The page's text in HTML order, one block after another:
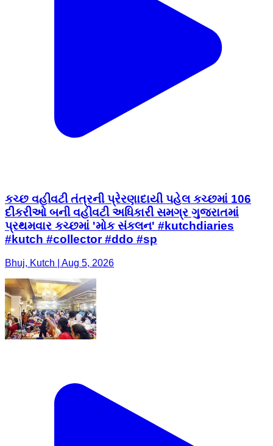
કચ્છ વહીવટી તંત્રની પ્રેરણાદાયી પહેલ કચ્છમાં 106
દીકરીઓ બની વહીવટી અધિકારી સમગ્ર ગુજરાતમાં
પ્રથમવાર કચ્છમાં 'મોક સંકલન' #kutchdiaries
#kutch #collector #ddo #sp
Bhuj, Kutch | Aug 5, 2026